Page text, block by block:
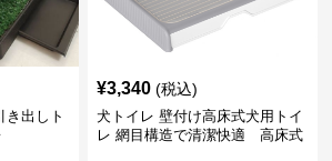
き出しト
¥3,340 (税込)
犬トイレ 壁付け高床式犬用トイ
レ 網目構造で清潔快適 高床式